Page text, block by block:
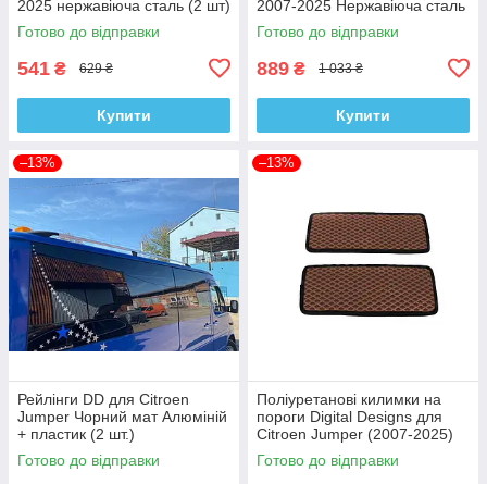
2025 нержавіюча сталь (2 шт)
Готово до відправки
541 ₴ 629 ₴
Купити
2007-2025 Нержавіюча сталь
Готово до відправки
889 ₴ 1 033 ₴
Купити
–13%
Рейлінги DD для Citroen
Jumper Чорний мат Алюміній
+ пластик (2 шт.)
Готово до відправки
–13%
Поліуретанові килимки на
пороги Digital Designs для
Citroen Jumper (2007-2025)
(2 шт)
Готово до відправки